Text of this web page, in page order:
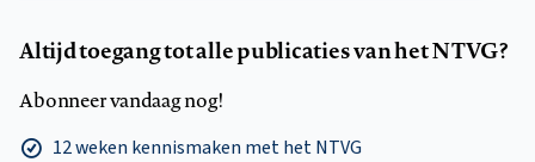
Altijd toegang tot alle publicaties van het NTVG?
Abonneer vandaag nog!
12 weken kennismaken met het NTVG